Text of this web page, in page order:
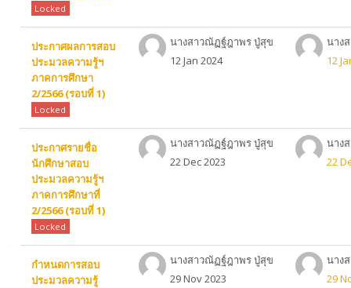
Locked
ประกาศผลการสอบ
ประมวลความรู้ฯ
ภาคการศึกษา
2/2566 (รอบที่ 1)
Locked
นางสาวณัฏฐ์ฎาพร ปู่สุข
12 Jan 2024
นาง
12
ประกาศรายชื่อ
นักศึกษาสอบ
ประมวลความรู้ฯ
ภาคการศึกษาที่
2/2566 (รอบที่ 1)
Locked
นางสาวณัฏฐ์ฎาพร ปู่สุข
22 Dec 2023
นาง
22
กำหนดการสอบ
ประมวลความรู้
นางสาวณัฏฐ์ฎาพร ปู่สุข
29 Nov 2023
นาง
29